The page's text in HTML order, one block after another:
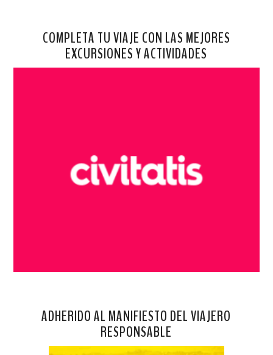
COMPLETA TU VIAJE CON LAS MEJORES
EXCURSIONES Y ACTIVIDADES
ADHERIDO AL MANIFIESTO DEL VIAJERO
RESPONSABLE